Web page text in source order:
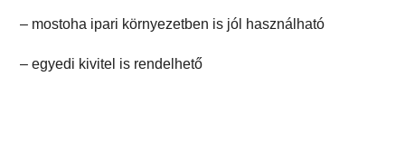
– mostoha ipari környezetben is jól használható
– egyedi kivitel is rendelhető